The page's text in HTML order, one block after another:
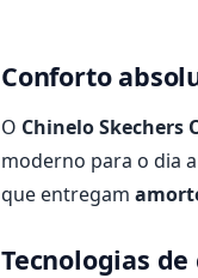
Conforto
O Chinelo Skechers
moderno para o dia
que entregam
Tecnologias